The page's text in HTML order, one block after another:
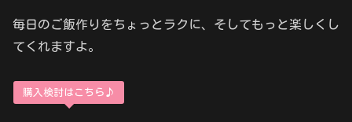
毎日のご飯作りをちょっとラクに、そしてもっと楽しくし
てくれますよ。
購入検討はこちら♪